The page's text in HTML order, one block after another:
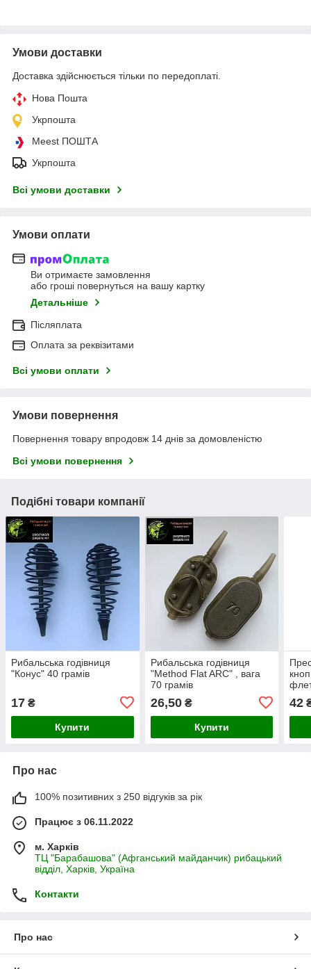
Умови доставки
Доставка здійснюється тільки по передоплаті.
Нова Пошта
Укрпошта
Meest ПОШТА
Укрпошта
Всі умови доставки
Умови оплати
Ви отримаєте замовлення
або гроші повернуться на вашу картку
Детальніше
Післяплата
Оплата за реквізитами
Всі умови оплати
Умови повернення
Повернення товару впродовж 14 днів за домовленістю
Всі умови повернення
Подібні товари компанії
Рибальська годівниця
"Конус" 40 грамів
17 ₴
Купити
Рибальська годівниця
"Method Flat ARC" , вага
70 грамів
26,50₴
Купити
42
Про нас
100% позитивних з 250 відгуків за рік
Працює з 06.11.2022
м. Харків
ТЦ "Барабашова" (Афганський майданчик) рибацький
відділ, Харків, Україна
Контакти
Про нас